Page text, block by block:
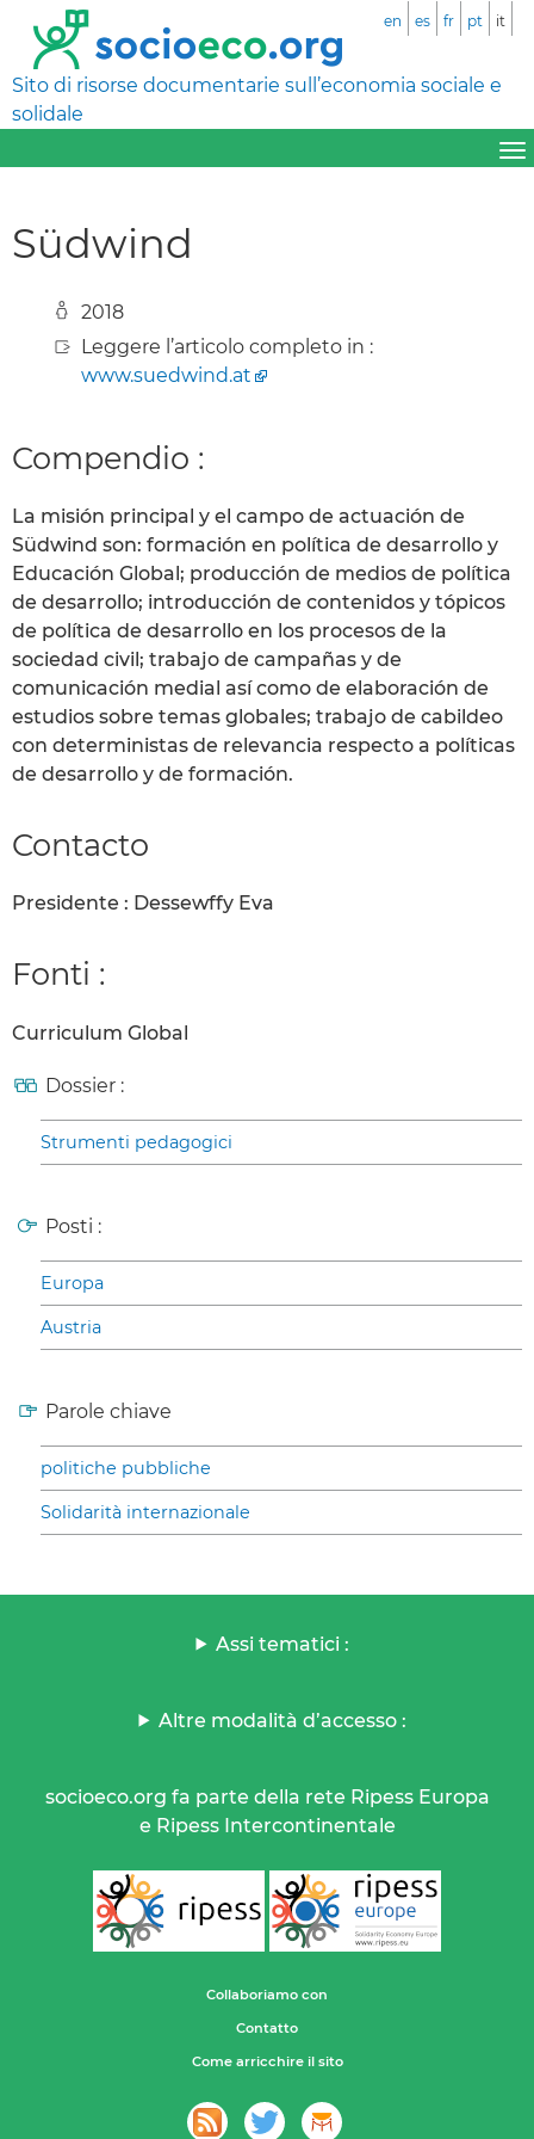
Sito di risorse documentarie sull’economia sociale e
solidale
en es fr pt it
Südwind
2018
Leggere l’articolo completo in :
www.suedwind.at
Compendio :
La misión principal y el campo de actuación de
Südwind son: formación en política de desarrollo y
Educación Global; producción de medios de política
de desarrollo; introducción de contenidos y tópicos
de política de desarrollo en los procesos de la
sociedad civil; trabajo de campañas y de
comunicación medial así como de elaboración de
estudios sobre temas globales; trabajo de cabildeo
con deterministas de relevancia respecto a políticas
de desarrollo y de formación.
Contacto
Presidente : Dessewffy Eva
Fonti :
Curriculum Global
Dossier :
Strumenti pedagogici
Posti :
Europa
Austria
Parole chiave
politiche pubbliche
Solidarità internazionale
Assi tematici :
Altre modalità d’accesso :
socioeco.org fa parte della rete Ripess Europa
e Ripess Intercontinentale
Collaboriamo con
Contatto
Come arricchire il sito